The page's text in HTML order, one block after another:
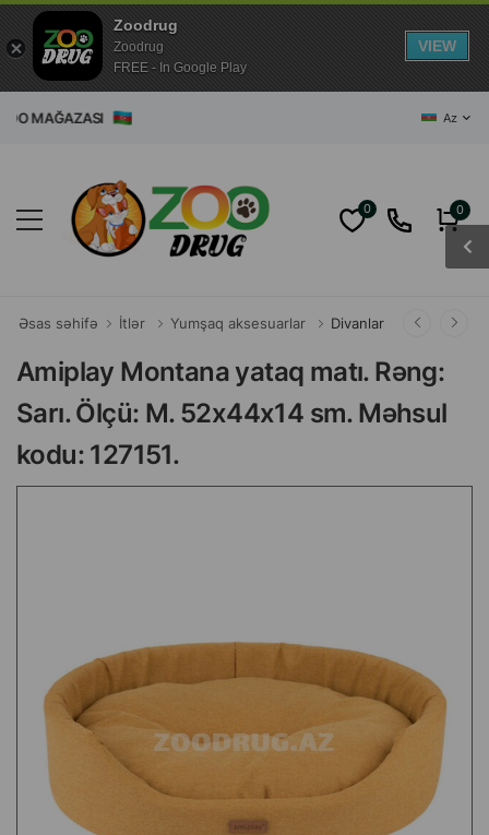
MAĞAZASI Az
0 0
Əsas səhifə İtlər Yumşaq aksesuarlar Divanlar
Amiplay Montana yataq matı. Rəng:
Sarı. Ölçü: M. 52x44x14 sm. Məhsul
kodu: 127151.
Zoodrug
Zoodrug
FREE - In Google Play
VIEW